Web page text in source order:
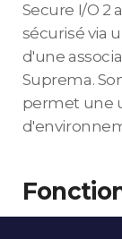
Secure I/O 2
sécurisé via
d'une
Suprema.
permet une